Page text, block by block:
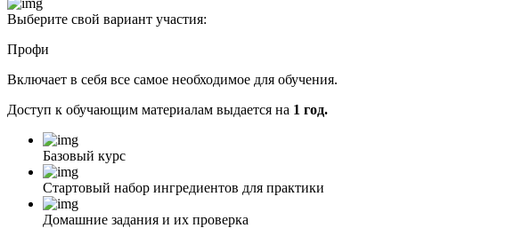
Выберите свой вариант участия:
Профи
Включает в себя все самое необходимое для обучения.
Доступ к обучающим материалам выдается на 1 год.
Базовый курс
Стартовый набор ингредиентов для практики
Домашние задания и их проверка